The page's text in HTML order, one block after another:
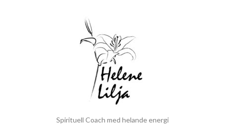
Spirituell Coach med helande energi